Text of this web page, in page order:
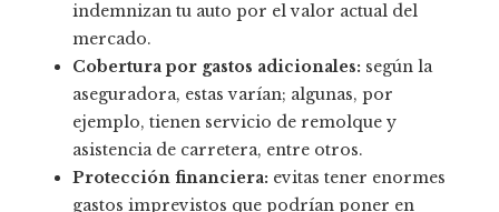
indemnizan tu auto por el valor actual del
mercado.
Cobertura por gastos adicionales: según la
aseguradora, estas varían; algunas, por
ejemplo, tienen servicio de remolque y
asistencia de carretera, entre otros.
Protección financiera: evitas tener enormes
gastos imprevistos que podrían poner en